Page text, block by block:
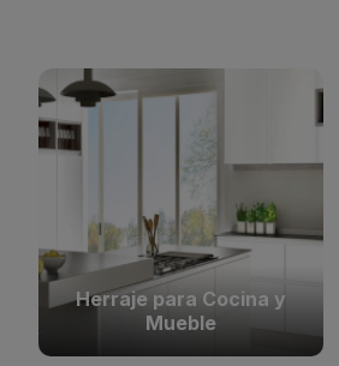
Herraje para Cocina y
Mueble